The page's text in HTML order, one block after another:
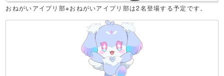
おねがいアイプリ部※おねがいアイプリ部は2名登場する予定です。